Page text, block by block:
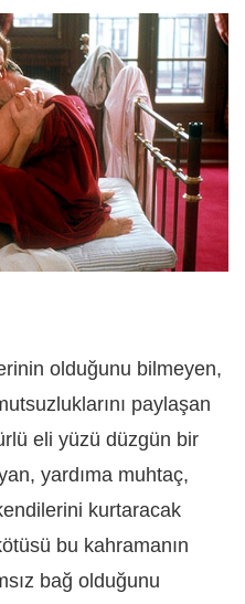
olduğunu bilmeyen,
paylaşan
eli yüzü düzgün bir
yardıma muhtaç,
kurtaracak
bu kahramanın
bağ olduğunu